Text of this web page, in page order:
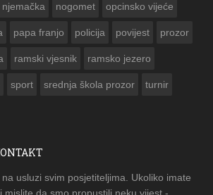
njemačka nogomet opcinsko vijeće
papa franjo policija povijest prozor
ramski vjesnik ramsko jezero
sport srednja škola prozor turnir
usluzi svim posjetiteljima. Ukoliko imate